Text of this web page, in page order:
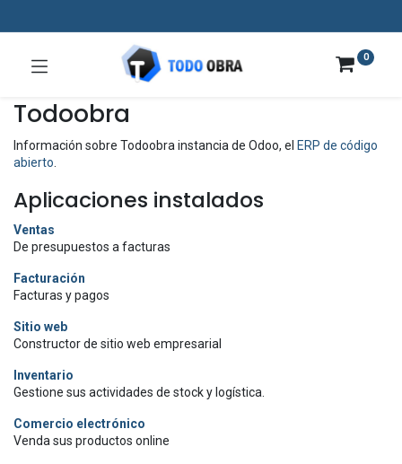
0
Todoobra
Información sobre Todoobra instancia de Odoo, el ERP de código
abierto
Aplicaciones instalados
Ventas
De presupuestos a facturas
Facturación
Facturas y pagos
Sitio web
Constructor de sitio web empresarial
Inventario
Gestione sus actividades de stock y logística.
Comercio electrónico
Venda sus productos online